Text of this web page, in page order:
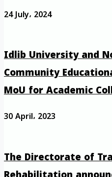
24 July، 2024
Idlib University and
Community
MoU for Academic
30 April، 2023
The Directorate of